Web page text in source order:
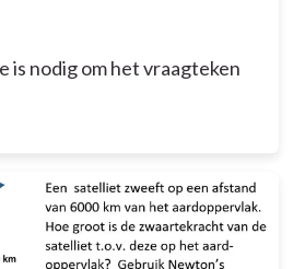
is nodig om het vraagteken